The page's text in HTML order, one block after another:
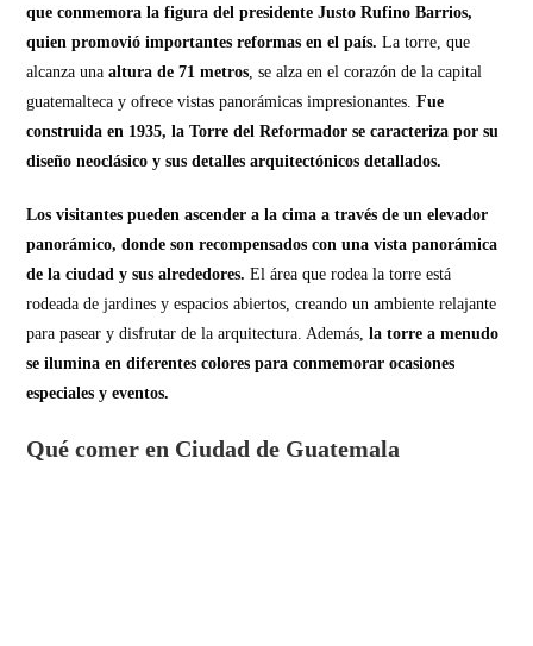
que conmemora la figura del presidente Justo Rufino Barrios,
quien promovió importantes reformas en el país. La torre, que
alcanza una altura de 71 metros, se alza en el corazón de la capital
guatemalteca y ofrece vistas panorámicas impresionantes.Fue
construida en 1935, la Torre del Reformador se caracteriza por su
diseño neoclásico y sus detalles arquitectónicos detallados.
Los visitantes pueden ascender a la cima a través de un elevador
panorámico, donde son recompensados con una vista panorámica
de la ciudad y sus alrededores. El área que rodea la torre está
rodeada de jardines y espacios abiertos, creando un ambiente relajante
para pasear y disfrutar de la arquitectura. Además, la torre a menudo
se ilumina en diferentes colores para conmemorar ocasiones
especiales y eventos.
Qué comer en Ciudad de Guatemala